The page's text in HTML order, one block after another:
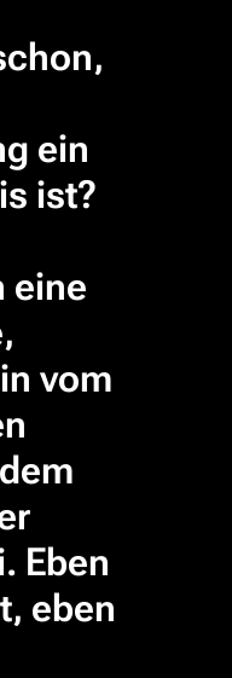
ein
ist?
eine
vom
Eben
eben